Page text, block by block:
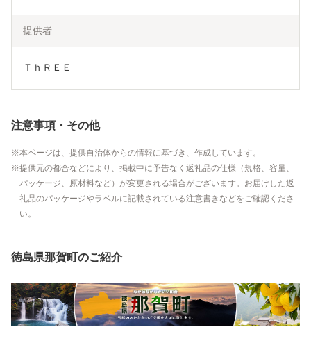
提供者
ＴｈＲＥＥ
注意事項・その他
本ページは、提供自治体からの情報に基づき、作成しています。
提供元の都合などにより、掲載中に予告なく返礼品の仕様（規格、容量、
パッケージ、原材料など）が変更される場合がございます。お届けした返
礼品のパッケージやラベルに記載されている注意書きなどをご確認くださ
い。
徳島県那賀町のご紹介